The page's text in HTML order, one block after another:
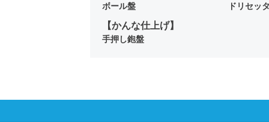
ボール盤 ドリセッ
【かんな仕上げ】
手押し鉋盤